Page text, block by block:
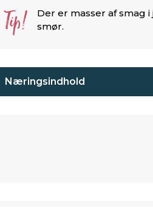
Tip!
Der er masser af smag
smør.
Næringsindhold